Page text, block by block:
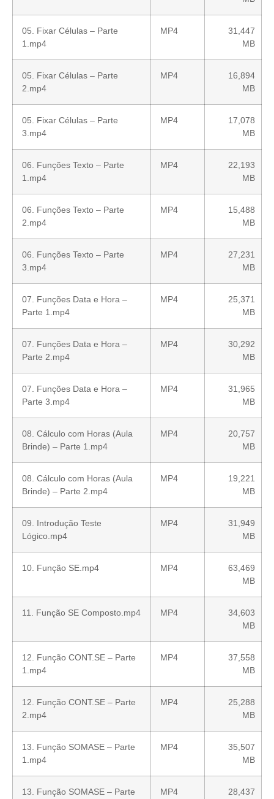
05. Fixar Células – Parte
1.mp4
MP4
31,447
MB
05. Fixar Células – Parte
2.mp4
MP4
16,894
MB
05. Fixar Células – Parte
3.mp4
MP4
17,078
MB
06. Funções Texto – Parte
1.mp4
MP4
22,193
MB
06. Funções Texto – Parte
2.mp4
MP4
15,488
MB
06. Funções Texto – Parte
3.mp4
MP4
27,231
MB
07. Funções Data e Hora –
Parte 1.mp4
MP4
25,371
MB
07. Funções Data e Hora –
Parte 2.mp4
MP4
30,292
MB
07. Funções Data e Hora –
Parte 3.mp4
MP4
31,965
MB
08. Cálculo com Horas (Aula
Brinde) – Parte 1.mp4
MP4
20,757
MB
08. Cálculo com Horas (Aula
Brinde) – Parte 2.mp4
MP4
19,221
MB
09. Introdução Teste
Lógico.mp4
MP4
31,949
MB
10. Função SE.mp4 MP4
63,469
MB
11. Função SE Composto.mp4 MP4
34,603
MB
12. Função CONT.SE – Parte
1.mp4
MP4
37,558
MB
12. Função CONT.SE – Parte
2.mp4
MP4
25,288
MB
13. Função SOMASE – Parte
1.mp4
MP4
35,507
MB
13. Função SOMASE – Parte
MP4
28,437